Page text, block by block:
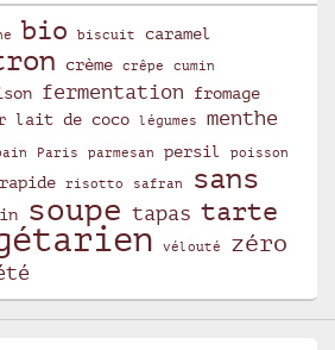
bio biscuit caramel
crème crêpe cumin
fermentation
fromage
lait de coco légumes menthe
Paris parmesan persil poisson
rapide risotto safran
sans
soupe tapas tarte
vélouté
zéro